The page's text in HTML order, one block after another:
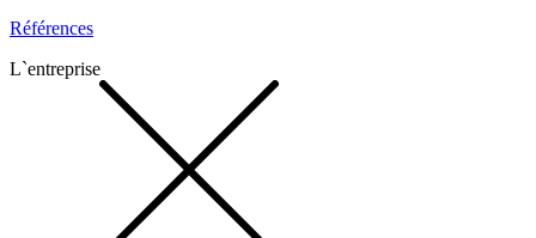
Références
L`entreprise